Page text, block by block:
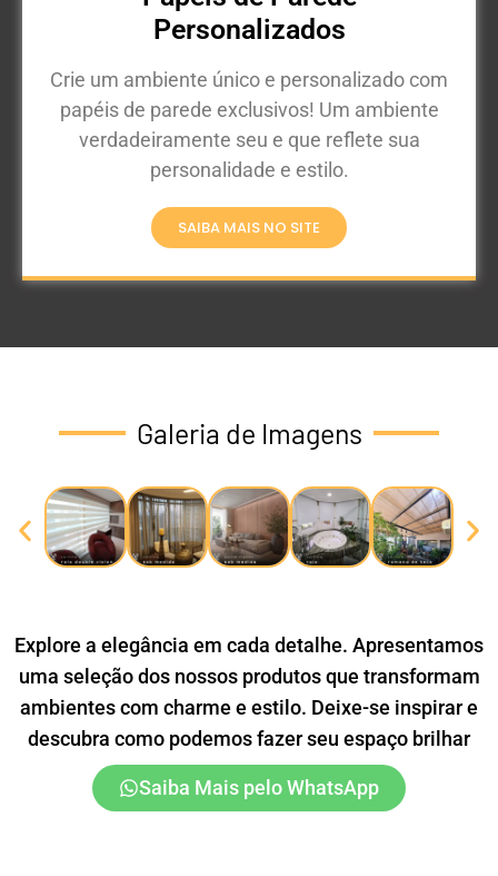
Personalizados
Crie um ambiente único e personalizado com
papéis de parede exclusivos! Um ambiente
verdadeiramente seu e que reflete sua
personalidade e estilo.
SAIBA MAIS NO SITE
Galeria de Imagens
Explore a elegância em cada detalhe. Apresentamos
uma seleção dos nossos produtos que transformam
ambientes com charme e estilo. Deixe-se inspirar e
descubra como podemos fazer seu espaço brilhar
Saiba Mais pelo WhatsApp